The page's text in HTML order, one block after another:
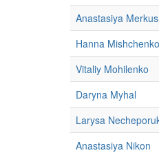
Anastasiya
Hanna Mishchenko
Vitaliy Mohilenko
Daryna Myhal
Larysa
Anastasiya Nikon